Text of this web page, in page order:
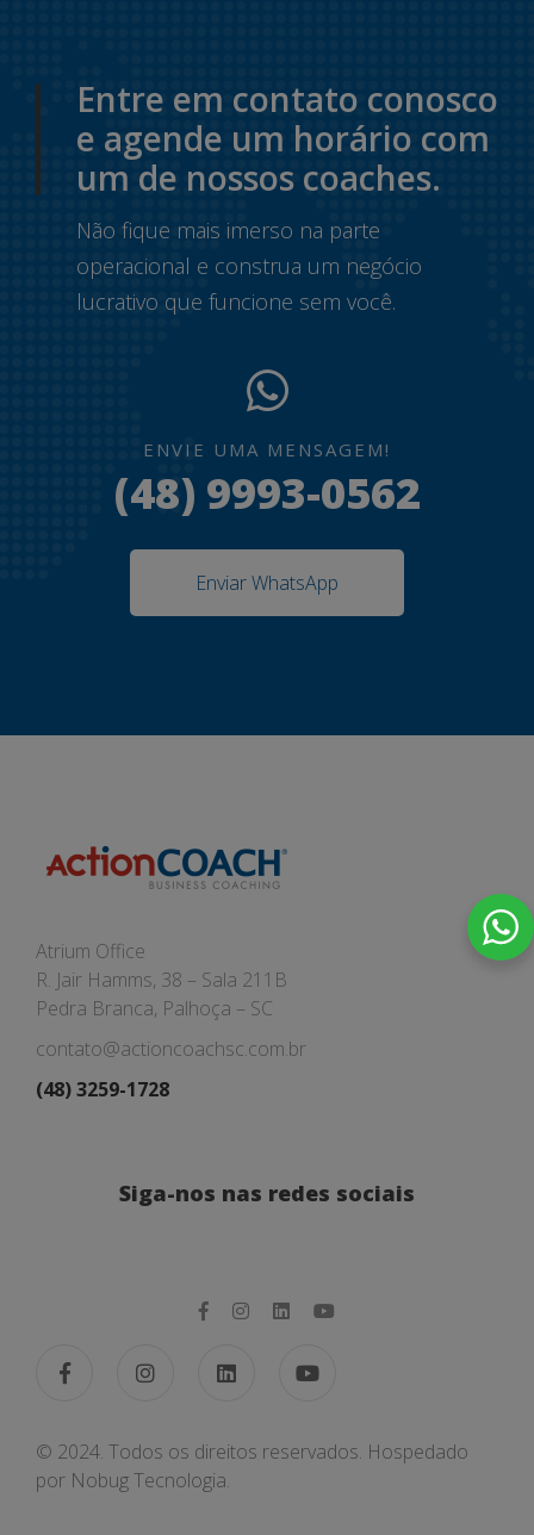
Entre em contato conosco
e agende um horário com
um de nossos coaches.
Não fique mais imerso na parte
operacional e construa um negócio
lucrativo que funcione sem você.
ENVIE UMA MENSAGEM!
(48) 9993-0562
Enviar WhatsApp
Atrium Office
R. Jair Hamms, 38 – Sala 211B
Pedra Branca, Palhoça – SC
contato@actioncoachsc.com.br
(48) 3259-1728
Siga-nos nas redes sociais
© 2024. Todos os direitos reservados. Hospedado
por Nobug Tecnologia.